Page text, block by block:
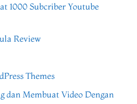
1000 Subcriber Youtube
Review
Themes
Membuat Video Dengan